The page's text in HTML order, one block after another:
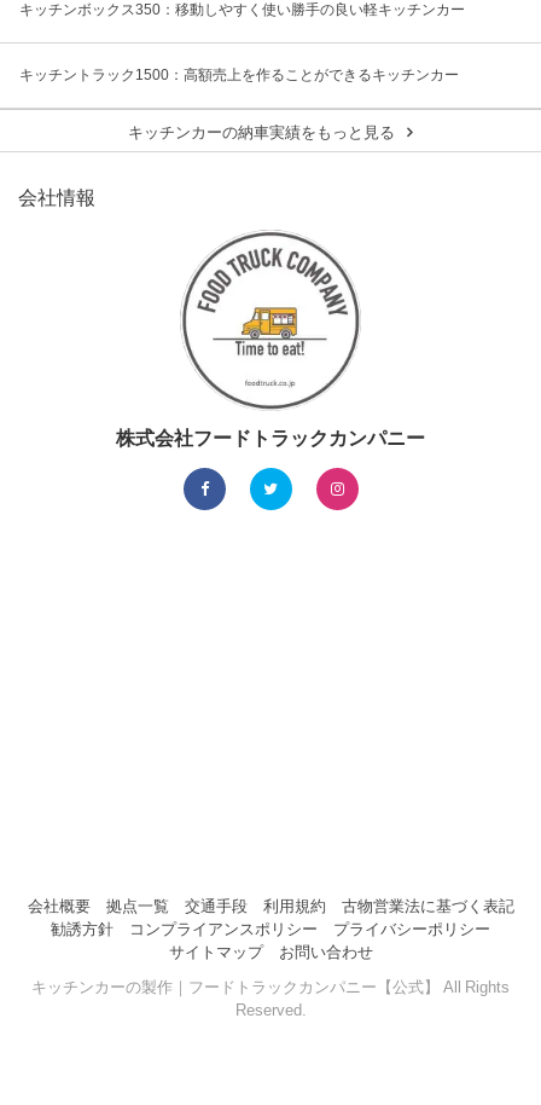
キッチンボックス350：移動しやすく使い勝手の良い軽キッチンカー
キッチントラック1500：高額売上を作ることができるキッチンカー
キッチンカーの納車実績をもっと見る
会社情報
株式会社フードトラックカンパニー
会社概要 拠点一覧 交通手段 利用規約
古物営業法に基づく表記
勧誘方針
コンプライアンスポリシー
プライバシーポリシー
サイトマップ
お問い合わせ
キッチンカーの製作｜フードトラックカンパニー【公式】 All Rights
Reserved.